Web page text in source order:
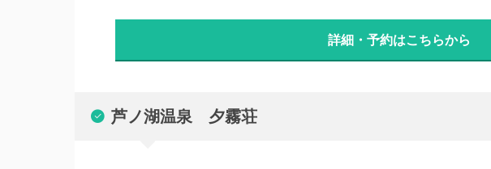
詳細・予約はこちらから
芦ノ湖温泉 夕霧荘